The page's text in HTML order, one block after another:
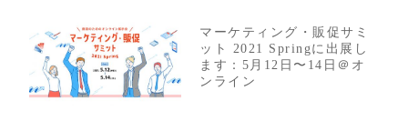
マーケティング・販促サミ
ット 2021 Springに出展し
ます：5月12日〜14日＠オ
ンライン